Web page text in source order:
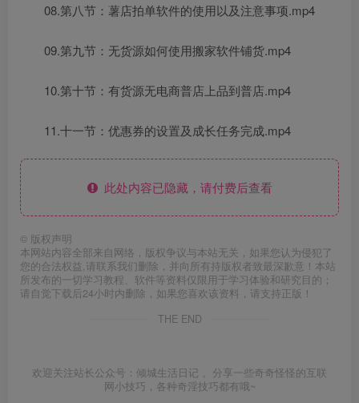
08.第八节：薯店拍单软件的使用以及注意事项.mp4
09.第九节：无货源如何使用搬家软件铺货.mp4
10.第十节：有货源无电商普店上品到普店.mp4
11.十一节：优惠券的设置及成长任务完成.mp4
此处内容已隐藏，请付费后查看
© 版权声明
本网站内容全部来自网络，版权争议与本站无关，如果您认为侵犯了
您的合法权益,请联系我们删除，并向所有持版权者致最深歉意！本站
所发布的一切学习教程、软件等资料仅限用于学习体验和研究目的；
请自觉下载后24小时内删除，如果您喜欢该资料，请支持正版！
THE END
欢迎关注站长公众号：倾城生活日记 。分享一些奇奇怪怪的互联
网小技巧，各种奇淫技巧都有哦~